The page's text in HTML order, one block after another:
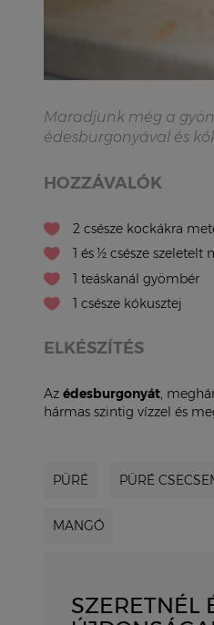
Maradjunk még a
édesburgonyával és
HOZZÁVALÓK
2 csésze kockákra
1 és ½ csésze szeletelt
1 teáskanál gyömbér
1 csésze kókusztej
ELKÉSZÍTÉS
Az édesburgonyát,
hármas szintig vízzel és
PÜRÉ PÜRÉ
MANGÓ
SZERETNÉL